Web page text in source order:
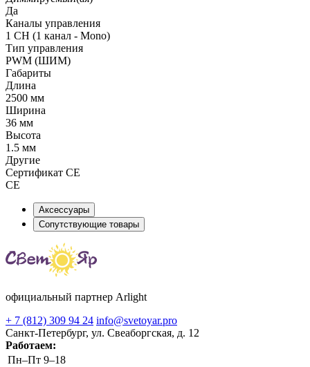
Да
Каналы управления
1 CH (1 канал - Mono)
Тип управления
PWM (ШИМ)
Габариты
Длина
2500 мм
Ширина
36 мм
Высота
1.5 мм
Другие
Сертификат CE
CE
Аксессуары
Сопутствующие товары
официальный партнер Arlight
+ 7 (812) 309 94 24 info@svetoyar.pro
Санкт-Петербург, ул. Свеаборгская, д. 12
Работаем:
Пн–Пт 9–18